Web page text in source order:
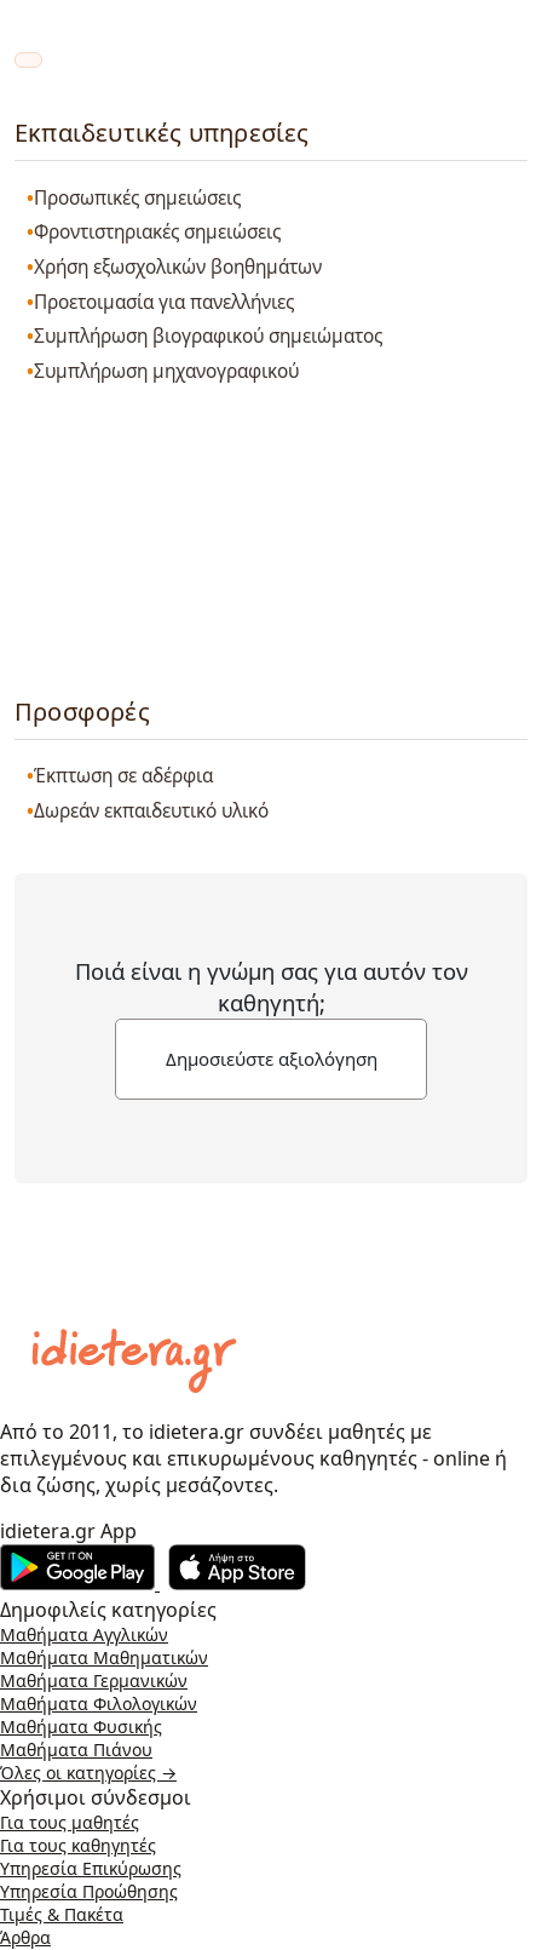
Εκπαιδευτικές υπηρεσίες
Προσωπικές σημειώσεις
Φροντιστηριακές σημειώσεις
Χρήση εξωσχολικών βοηθημάτων
Προετοιμασία για πανελλήνιες
Συμπλήρωση βιογραφικού σημειώματος
Συμπλήρωση μηχανογραφικού
Προσφορές
Έκπτωση σε αδέρφια
Δωρεάν εκπαιδευτικό υλικό
Ποιά είναι η γνώμη σας για αυτόν τον
καθηγητή;
Δημοσιεύστε αξιολόγηση
Από το 2011, το idietera.gr συνδέει μαθητές με
επιλεγμένους και επικυρωμένους καθηγητές - online ή
δια ζώσης, χωρίς μεσάζοντες.
idietera.gr App
Δημοφιλείς κατηγορίες
Μαθήματα Αγγλικών
Μαθήματα Μαθηματικών
Μαθήματα Γερμανικών
Μαθήματα Φιλολογικών
Μαθήματα Φυσικής
Μαθήματα Πιάνου
Όλες οι κατηγορίες →
Χρήσιμοι σύνδεσμοι
Για τους μαθητές
Για τους καθηγητές
Υπηρεσία Επικύρωσης
Υπηρεσία Προώθησης
Τιμές & Πακέτα
Άρθρα